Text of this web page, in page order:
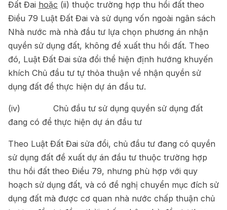
Đất Đai hoặc (ii) thuộc trường hợp thu hồi đất theo
Điều 79 Luật Đất Đai và sử dụng vốn ngoài ngân sách
Nhà nước mà nhà đầu tư lựa chọn phương án nhận
quyền sử dụng đất, không đề xuất thu hồi đất. Theo
đó, Luật Đất Đai sửa đổi thể hiện định hướng khuyến
khích Chủ đầu tư tự thỏa thuận về nhận quyền sử
dụng đất để thực hiện dự án đầu tư.
(iv) Chủ đầu tư sử dụng quyền sử dụng đất
đang có để thực hiện dự án đầu tư
Theo Luật Đất Đai sửa đổi, chủ đầu tư đang có quyền
sử dụng đất đề xuất dự án đầu tư thuộc trường hợp
thu hồi đất theo Điều 79, nhưng phù hợp với quy
hoạch sử dụng đất, và có đề nghị chuyển mục đích sử
dụng đất mà được cơ quan nhà nước chấp thuận chủ